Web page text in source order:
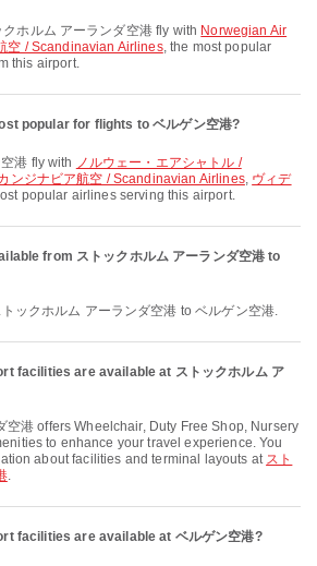
クホルム アーランダ空港 fly with Norwegian Air
空 / Scandinavian Airlines, the most popular
this airport.
popular for flights to ベルゲン空港?
港 fly with ノルウェー・エアシャトル /
ンジナビア航空 / Scandinavian Airlines, ヴィデ
popular airlines serving this airport.
from ストックホルム アーランダ空港 to
トックホルム アーランダ空港 to ベルゲン空港.
facilities are available at ストックホルム ア
to enhance your travel experience. You
about facilities and terminal layouts at スト
.
facilities are available at ベルゲン空港?